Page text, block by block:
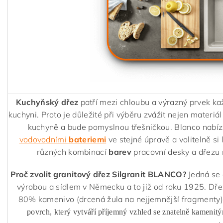
Kuchyňský dřez patří mezi chloubu a výrazný prvek
kuchyni. Proto je důležité při výběru zvážit nejen
kuchyně a bude pomyslnou třešničkou. Blanco
vodovodními bateriemi ve stejné úpravě a volitelně
různých kombinací barev pracovní desky a dřezu
Proč zvolit granitový dřez Silgranit BLANCO? Jedná
výrobou a sídlem v Německu a to již od roku 1925.
80% kamenivo (drcená žula na nejjemnější
povrch, který vytváří příjemný vzhled se znatelně